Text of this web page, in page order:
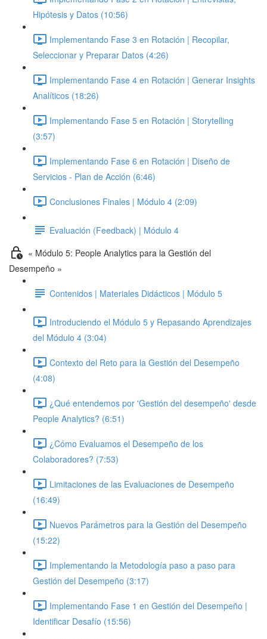
Hipótesis y Datos (10:56)
Implementando Fase 3 en Rotación | Recopilar,
Seleccionar y Preparar Datos (4:26)
Implementando Fase 4 en Rotación | Generar Insights
Analíticos (18:26)
Implementando Fase 5 en Rotación | Storytelling
(3:57)
Implementando Fase 6 en Rotación | Diseño de
Servicios - Plan de Acción (6:46)
Conclusiones Finales | Módulo 4 (2:09)
Evaluación (Feedback) | Módulo 4
« Módulo 5: People Analytics para la Gestión del
Desempeño »
Contenidos | Materiales Didácticos | Módulo 5
Introduciendo el Módulo 5 y Repasando Aprendizajes
del Módulo 4 (3:04)
Contexto del Reto para la Gestión del Desempeño
(4:08)
¿Qué entendemos por 'Gestión del desempeño' desde
People Analytics? (6:51)
¿Cómo Evaluamos el Desempeño de los
Colaboradores? (7:53)
Limitaciones de las Evaluaciones de Desempeño
(16:49)
Nuevos Parámetros para la Gestión del Desempeño
(15:22)
Implementando la Metodología paso a paso para
Gestión del Desempeño (3:17)
Implementando Fase 1 en Gestión del Desempeño |
Identificar Desafío (15:56)